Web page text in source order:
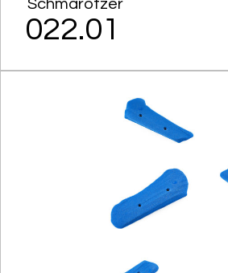
Schmarotzer
022.01